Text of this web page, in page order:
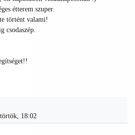
étterem szuper.
történt valami!
csodaszép.
18:02